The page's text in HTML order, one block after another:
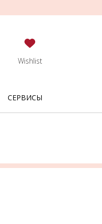
Wishlist
СЕРВИСЫ